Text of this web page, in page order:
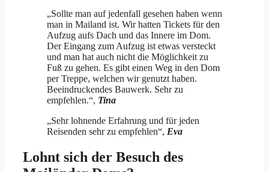
„Sollte man auf jedenfall gesehen haben wenn
man in Mailand ist. Wir hatten Tickets für den
Aufzug aufs Dach und das Innere im Dom.
Der Eingang zum Aufzug ist etwas versteckt
und man hat auch nicht die Möglichkeit zu
Fuß zu gehen. Es gibt einen Weg in den Dom
per Treppe, welchen wir genutzt haben.
Beeindruckendes Bauwerk. Sehr zu
empfehlen.“, Tina
„Sehr lohnende Erfahrung und für jeden
Reisenden sehr zu empfehlen“, Eva
Lohnt sich der Besuch des